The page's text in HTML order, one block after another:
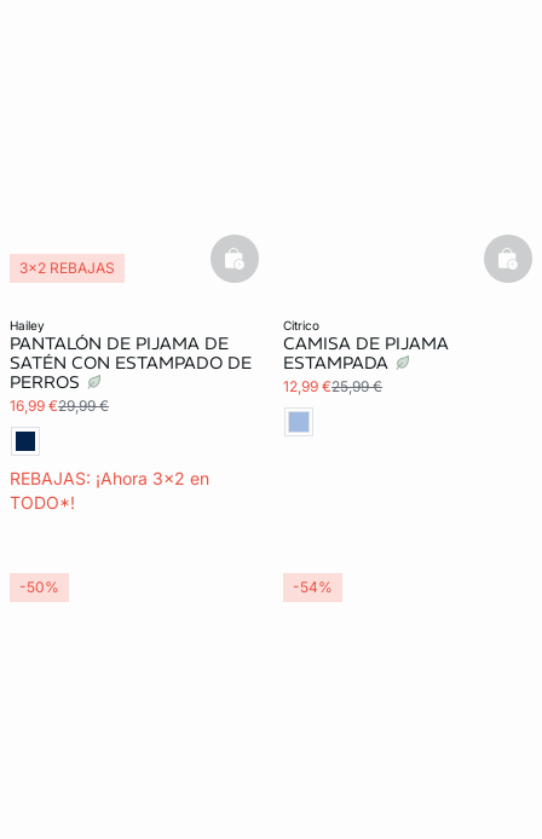
hailey
PANTALÓN DE PIJAMA DE
SATÉN CON ESTAMPADO DE
PERROS
16,99 €29,99 €
REBAJAS: ¡Ahora 3x2 en
TODO*!
3x2 REBAJAS basketfull
citrico
CAMISA DE PIJAMA
ESTAMPADA
12,99 €25,99 €
-50% -54%